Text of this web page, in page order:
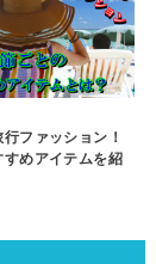
ファッション！
めアイテムを紹